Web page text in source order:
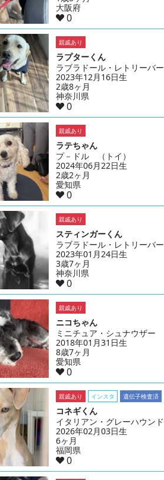
大阪府
0
親戚あり
ラプターくん
ラブラドール・レトリーバー
2023年12月16日生
2歳8ヶ月
神奈川県
0
親戚あり
ラテちゃん
プ－ドル （トイ）
2024年06月22日生
2歳2ヶ月
愛知県
0
親戚あり
スティンガーくん
ラブラドール・レトリーバー
2023年01月24日生
3歳7ヶ月
神奈川県
0
親戚あり
ニコちゃん
ミニチュア・シュナウザー
2018年01月31日生
8歳7ヶ月
愛知県
0
親戚あり インスタ 遺伝子検査済
コネギくん
イタリアン・グレーハウンド
2026年02月03日生
6ヶ月
福岡県
0